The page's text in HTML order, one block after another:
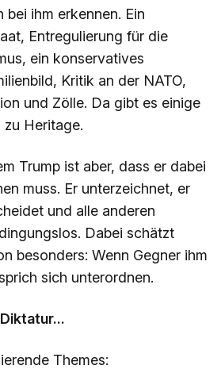
ihm erkennen. Ein
Entregulierung für die
ein konservatives
Kritik an der NATO,
und Zölle. Da gibt es einige
zu Heritage.
Trump ist aber, dass er dabei
muss. Er unterzeichnet, er
und alle anderen
Dabei schätzt
besonders: Wenn Gegner ihm
sich unterordnen.
Themes: